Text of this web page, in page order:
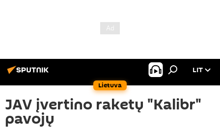
Lietuva
LIT
JAV įvertino raketų "Kalibr"
pavojų